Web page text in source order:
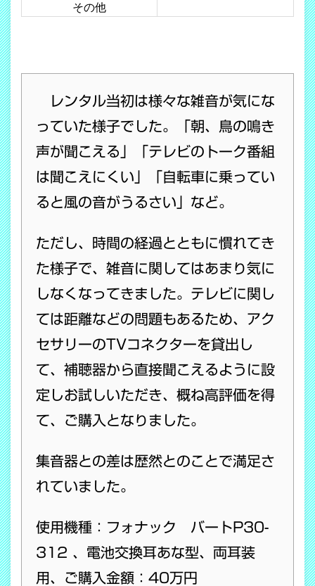
その他
レンタル当初は様々な雑音が気にな
っていた様子でした。「朝、鳥の鳴き
声が聞こえる」「テレビのトーク番組
は聞こえにくい」「自転車に乗ってい
ると風の音がうるさい」など。
ただし、時間の経過とともに慣れてき
た様子で、雑音に関してはあまり気に
しなくなってきました。テレビに関し
ては距離などの問題もあるため、アク
セサリーのTVコネクターを貸出し
て、補聴器から直接聞こえるように設
定しお試しいただき、概ね高評価を得
て、ご購入となりました。
集音器との差は歴然とのことで満足さ
れていました。
使用機種：フォナック バートP30-
312 、電池交換耳あな型、両耳装
用、ご購入金額：40万円